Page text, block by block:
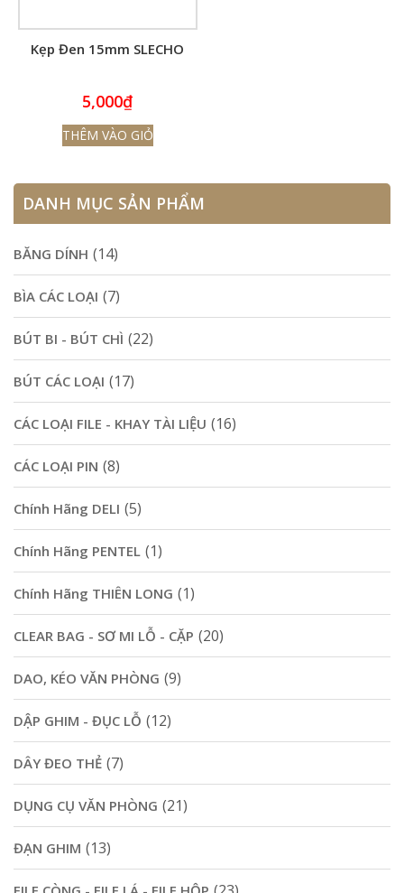
Kẹp Đen 15mm SLECHO
5,000₫
THÊM VÀO GIỎ
DANH MỤC SẢN PHẨM
BĂNG DÍNH (14)
BÌA CÁC LOẠI (7)
BÚT BI - BÚT CHÌ (22)
BÚT CÁC LOẠI (17)
CÁC LOẠI FILE - KHAY TÀI LIỆU (16)
CÁC LOẠI PIN (8)
Chính Hãng DELI (5)
Chính Hãng PENTEL (1)
Chính Hãng THIÊN LONG (1)
CLEAR BAG - SƠ MI LỖ - CẶP (20)
DAO, KÉO VĂN PHÒNG (9)
DẬP GHIM - ĐỤC LỖ (12)
DÂY ĐEO THẺ (7)
DỤNG CỤ VĂN PHÒNG (21)
ĐẠN GHIM (13)